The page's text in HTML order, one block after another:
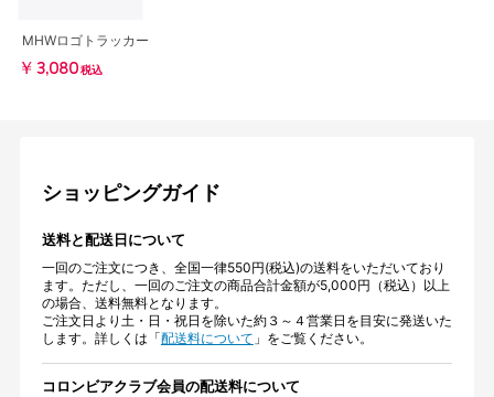
MHWロゴトラッカー
￥3,080 税込
ショッピングガイド
送料と配送日について
一回のご注文につき、全国一律550円(税込)の送料をいただいており
ます。ただし、一回のご注文の商品合計金額が5,000円（税込）以上
の場合、送料無料となります。
ご注文日より土・日・祝日を除いた約３～４営業日を目安に発送いた
します。詳しくは「配送料について 」をご覧ください。
コロンビアクラブ会員の配送料について